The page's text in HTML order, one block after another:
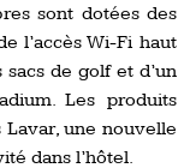
sont dotées des
l’accès Wi-Fi haut
de golf et d’un
Les produits
Lavar, une nouvelle
dans l’hôtel.